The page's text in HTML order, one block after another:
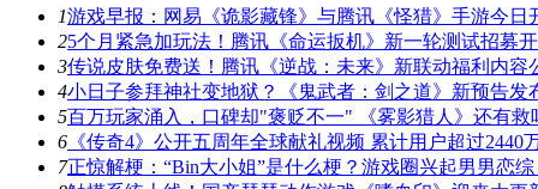
1游戏早报：网易《诡影藏锋》与腾讯《怪猎》手游今日
25个月紧急加玩法！腾讯《命运扳机》新一轮测试招募
3传说皮肤免费送！腾讯《逆战：未来》新联动福利内容
4小日子参拜神社变地狱？《鬼武者：剑之道》新预告发
5百万玩家涌入，口碑却"褒贬不一" 《雾影猎人》还有救
6 《传奇4》公开五周年全球献礼视频 累计用户超过2440
7正惊解梗：“Bin大小姐”是什么梗？游戏圈兴起男男恋综